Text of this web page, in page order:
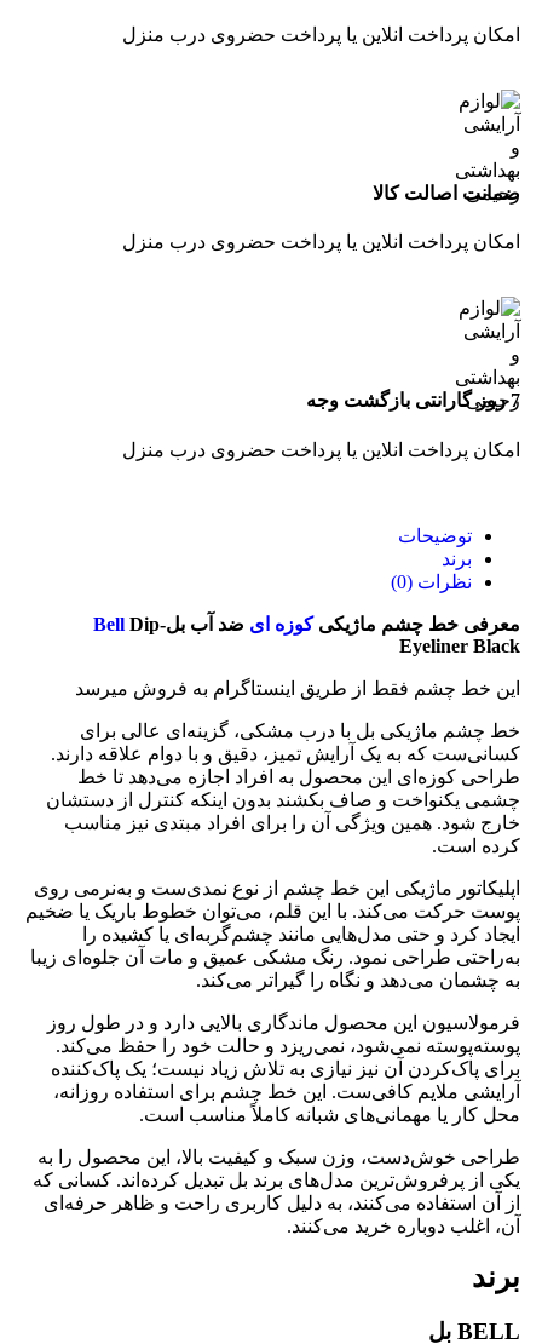
امکان پرداخت انلاین یا پرداخت حضروی درب منزل
ضمانت اصالت کالا
امکان پرداخت انلاین یا پرداخت حضروی درب منزل
7 روز گارانتی بازگشت وجه
امکان پرداخت انلاین یا پرداخت حضروی درب منزل
توضیحات
برند
نظرات (0)
معرفی خط چشم ماژیکیکوزه ای ضد آب بل- Bell Dip
Eyeliner Black
این خط چشم فقط از طریق اینستاگرام به فروش میرسد
خط چشم ماژیکی بل با درب مشکی، گزینه‌ای عالی برای
کسانی‌ست که به یک آرایش تمیز، دقیق و با دوام علاقه دارند.
طراحی کوزه‌ای این محصول به افراد اجازه می‌دهد تا خط
چشمی یکنواخت و صاف بکشند بدون اینکه کنترل از دستشان
خارج شود. همین ویژگی آن را برای افراد مبتدی نیز مناسب
کرده است.
اپلیکاتور ماژیکی این خط چشم از نوع نمدی‌ست و به‌نرمی روی
پوست حرکت می‌کند. با این قلم، می‌توان خطوط باریک یا ضخیم
ایجاد کرد و حتی مدل‌هایی مانند چشم‌گربه‌ای یا کشیده را
به‌راحتی طراحی نمود. رنگ مشکی عمیق و مات آن جلوه‌ای زیبا
به چشمان می‌دهد و نگاه را گیراتر می‌کند.
فرمولاسیون این محصول ماندگاری بالایی دارد و در طول روز
پوسته‌پوسته نمی‌شود، نمی‌ریزد و حالت خود را حفظ می‌کند.
برای پاک‌کردن آن نیز نیازی به تلاش زیاد نیست؛ یک پاک‌کننده
آرایشی ملایم کافی‌ست. این خط چشم برای استفاده روزانه،
محل کار یا مهمانی‌های شبانه کاملاً مناسب است.
طراحی خوش‌دست، وزن سبک و کیفیت بالا، این محصول را به
یکی از پرفروش‌ترین مدل‌های برند بل تبدیل کرده‌اند. کسانی که
از آن استفاده می‌کنند، به دلیل کاربری راحت و ظاهر حرفه‌ای
آن، اغلب دوباره خرید می‌کنند.
برند
BELL بل